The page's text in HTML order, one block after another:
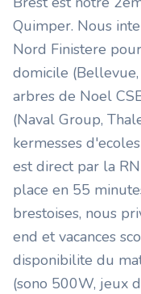
Quimper. Nous
Nord Finistere
domicile
arbres de Noel
(Naval Group,
kermesses
est direct par la
place en 55
brestoises, nous
end et vacances
disponibilite du
(sono 500W, jeux